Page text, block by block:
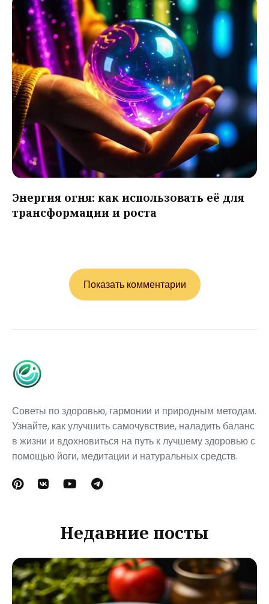
Энергия огня: как использовать её для
трансформации и роста
Показать комментарии
Советы по здоровью, гармонии и природным методам.
Узнайте, как улучшить самочувствие, наладить баланс
в жизни и вдохновиться на путь к лучшему здоровью с
помощью йоги, медитации и натуральных средств.
Недавние посты